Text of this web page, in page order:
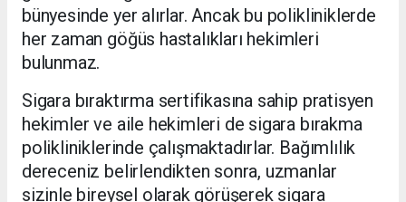
bünyesinde yer alırlar. Ancak bu polikliniklerde
her zaman göğüs hastalıkları hekimleri
bulunmaz.
Sigara bıraktırma sertifikasına sahip pratisyen
hekimler ve aile hekimleri de sigara bırakma
polikliniklerinde çalışmaktadırlar. Bağımlılık
dereceniz belirlendikten sonra, uzmanlar
sizinle bireysel olarak görüşerek sigara